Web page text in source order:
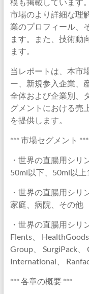
市場のより詳細な理
業のプロフィール、
ます。また、技術動
ます。
当レポートは、本市
ー、新規参入企業、
全体および企業別、
グメントにおける売
を提供します。
*** 市場セグメント ***
・世界の直腸用シリ
50ml以下、50ml以
・世界の直腸用シリ
家庭、病院、その他
・世界の直腸用シリ
Flents、
Group、 SurgiPack、
International、
*** 各章の概要 ***